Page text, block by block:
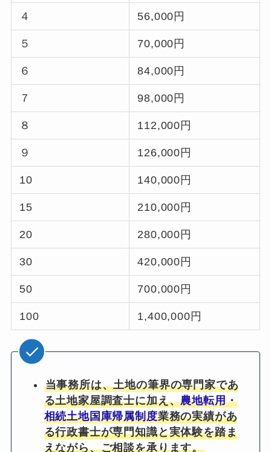
４ 56,000円
５ 70,000円
６ 84,000円
７ 98,000円
８ 112,000円
９ 126,000円
10 140,000円
15 210,000円
20 280,000円
30 420,000円
50 700,000円
100 1,400,000円
当事務所は、土地の筆界の専門家であ
る土地家屋調査士に加え、農地転用・
相続土地国庫帰属制度業務の実績があ
る行政書士が専門知識と実体験を踏ま
えながら、ご相談を承ります。